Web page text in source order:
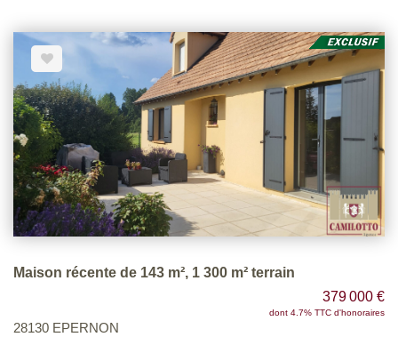
dressing, salle de bains, 2 wc Très belle terrasse bien exposée
PISCINE chauffée récente (traitement au sel) Voir barème
d'honoraires page : 4
Maison récente de 143 m², 1 300 m² terrain
379 000 €
dont 4.7% TTC d'honoraires
28130 EPERNON